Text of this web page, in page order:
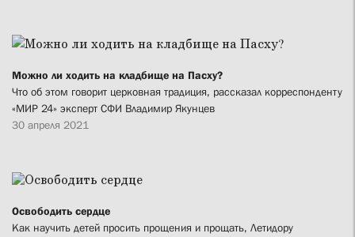
Можно ли ходить на кладбище на Пасху?
Что об этом говорит церковная традиция, рассказал корреспонденту
«МИР 24» эксперт СФИ Владимир Якунцев
30 апреля 2021
Освободить сердце
Как научить детей просить прощения и прощать, Летидору